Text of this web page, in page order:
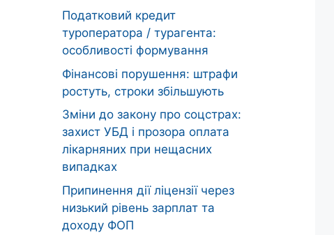
Податковий кредит
туроператора / турагента:
особливості формування
Фінансові порушення: штрафи
ростуть, строки збільшують
Зміни до закону про соцстрах:
захист УБД і прозора оплата
лікарняних при нещасних
випадках
Припинення дії ліцензії через
низький рівень зарплат та
доходу ФОП